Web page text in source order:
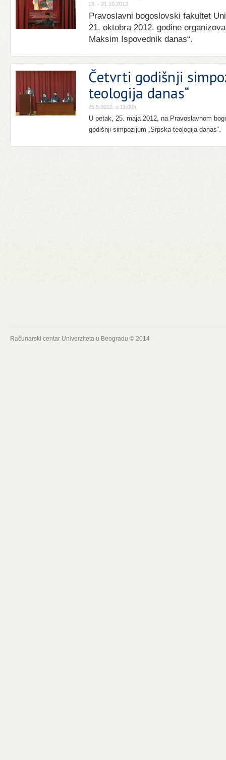
18. - 21.10.2012.
Pravoslavni bogoslovski fakultet
21. oktobra 2012. godine
Maksim Ispovednik danas“.
Četvrti godišnji
teologija danas“
25.5.2012. u 11:00h
U petak, 25. maja 2012, na Pravoslavnom
godišnji simpozijum „Srpska teologija danas“.
Računarski centar Univerziteta u Beogradu © 2014